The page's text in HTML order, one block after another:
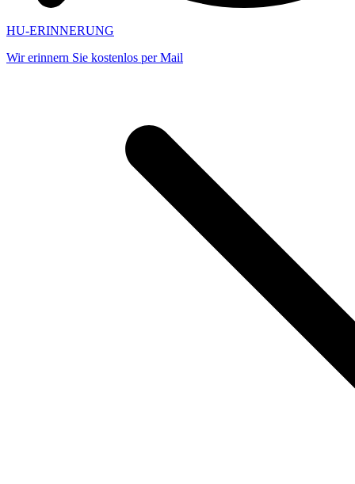
HU-ERINNERUNG
Wir erinnern Sie kostenlos per Mail